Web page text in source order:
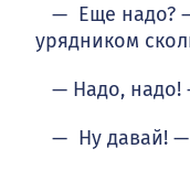
— Еще надо? —
урядником
— Надо, надо!
— Ну давай! —